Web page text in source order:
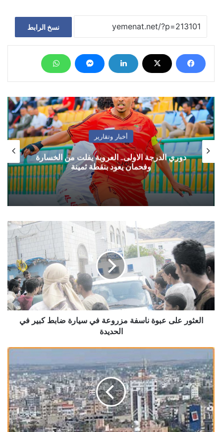
نسخ الرابط
أخبار وتقارير
دوري الدرجة الاولى.. العروبة يفلت من الخسارة
وفحمان يعود بنقطة ثمينة
العثور
على
عبوة
ناسفة
مزروعة
في
سيارة
ضابط
كبير
العثور على عبوة ناسفة مزروعة في سيارة ضابط كبير في
الحديدة
مقتل
4
اشخاص
واصابة
5
آخرين
في
غارة